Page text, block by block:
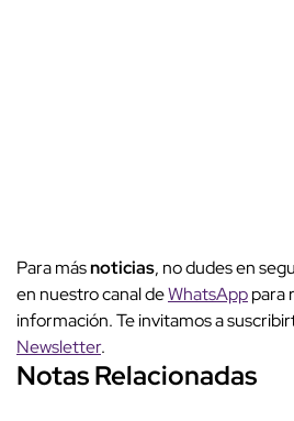
Para másnoticias, no dudes en
en nuestro canal deWhatsApppara
información. Te invitamos a
Newsletter.
Notas Relacionadas